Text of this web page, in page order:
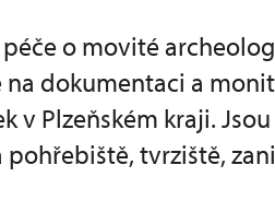
o movité
dokumentaci a
v Plzeňském kraji.
tvrziště,